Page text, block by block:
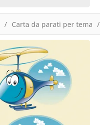
Carta da parati per tema